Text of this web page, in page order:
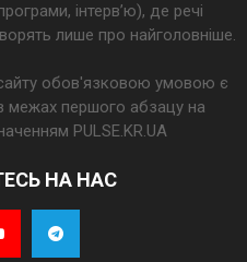
інтерв’ю), де речі
лише про найголовніше.
сайту обов'язковою умовою є
межах першого абзацу на
PULSE.KR.UA
НА НАС